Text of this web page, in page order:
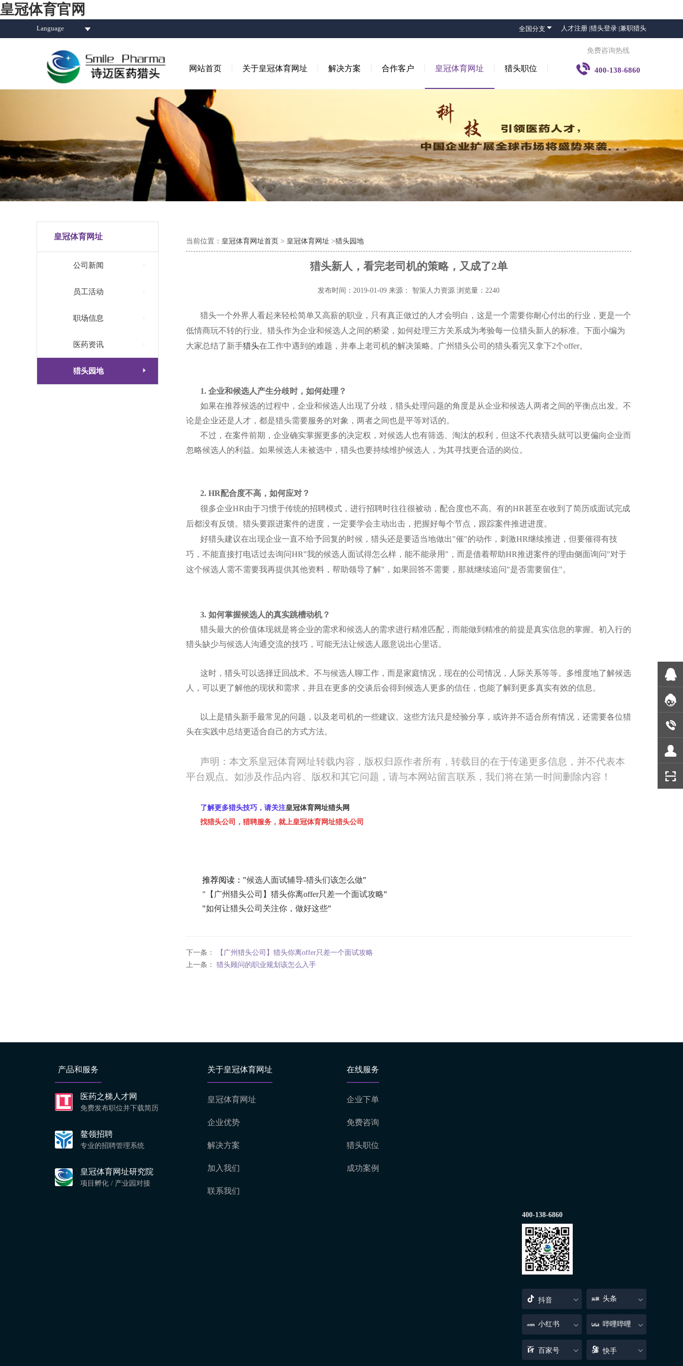
皇冠体育官网
Language 全国分支  人才注册 |猎头登录 |兼职猎头
网站首页 关于皇冠体育网址 解决方案 合作客户 皇冠体育网址 猎头职位
免费咨询热线
 400-138-6860
皇冠体育网址
公司新闻
员工活动
职场信息
医药资讯
猎头园地 
当前位置： 皇冠体育网址首页 > 皇冠体育网址 >猎头园地
猎头新人，看完老司机的策略，又成了2单
发布时间：2019-01-09 来源： 智策人力资源 浏览量：2240
猎头一个外界人看起来轻松简单又高薪的职业，只有真正做过的人才会明白，这是一个需要你耐心付出的行业，更是一个
低情商玩不转的行业。猎头作为企业和候选人之间的桥梁，如何处理三方关系成为考验每一位猎头新人的标准。下面小编为
大家总结了新手猎头在工作中遇到的难题，并奉上老司机的解决策略。广州猎头公司的猎头看完又拿下2个offer。
1. 企业和候选人产生分歧时，如何处理？
如果在推荐候选的过程中，企业和候选人出现了分歧，猎头处理问题的角度是从企业和候选人两者之间的平衡点出发。不
论是企业还是人才，都是猎头需要服务的对象，两者之间也是平等对话的。
不过，在案件前期，企业确实掌握更多的决定权，对候选人也有筛选、淘汰的权利，但这不代表猎头就可以更偏向企业而
忽略候选人的利益。如果候选人未被选中，猎头也要持续维护候选人，为其寻找更合适的岗位。
2. HR配合度不高，如何应对？
很多企业HR由于习惯于传统的招聘模式，进行招聘时往往很被动，配合度也不高。有的HR甚至在收到了简历或面试完成
后都没有反馈。猎头要跟进案件的进度，一定要学会主动出击，把握好每个节点，跟踪案件推进进度。
好猎头建议在出现企业一直不给予回复的时候，猎头还是要适当地做出"催"的动作，刺激HR继续推进，但要催得有技
巧，不能直接打电话过去询问HR"我的候选人面试得怎么样，能不能录用"，而是借着帮助HR推进案件的理由侧面询问"对于
这个候选人需不需要我再提供其他资料，帮助领导了解"，如果回答不需要，那就继续追问"是否需要留住"。
3. 如何掌握候选人的真实跳槽动机？
猎头最大的价值体现就是将企业的需求和候选人的需求进行精准匹配，而能做到精准的前提是真实信息的掌握。初入行的
猎头缺少与候选人沟通交流的技巧，可能无法让候选人愿意说出心里话。
这时，猎头可以选择迂回战术。不与候选人聊工作，而是家庭情况，现在的公司情况，人际关系等等。多维度地了解候选
人，可以更了解他的现状和需求，并且在更多的交谈后会得到候选人更多的信任，也能了解到更多真实有效的信息。
以上是猎头新手最常见的问题，以及老司机的一些建议。这些方法只是经验分享，或许并不适合所有情况，还需要各位猎
头在实践中总结更适合自己的方式方法。
声明：本文系皇冠体育网址转载内容，版权归原作者所有，转载目的在于传递更多信息，并不代表本
平台观点。如涉及作品内容、版权和其它问题，请与本网站留言联系，我们将在第一时间删除内容！
了解更多猎头技巧，请关注皇冠体育网址猎头网
找猎头公司，猎聘服务，就上皇冠体育网址猎头公司
推荐阅读："候选人面试辅导-猎头们该怎么做"
"【广州猎头公司】猎头你离offer只差一个面试攻略"
"如何让猎头公司关注你，做好这些"
下一条：
【广州猎头公司】猎头你离offer只差一个面试攻略
上一条： 猎头顾问的职业规划该怎么入手
产品和服务
医药之梯人才网
免费发布职位并下载简历
鳌领招聘
专业的招聘管理系统
皇冠体育网址研究院
项目孵化 / 产业园对接
关于皇冠体育网址
皇冠体育网址
企业优势
解决方案
加入我们
联系我们
在线服务
企业下单
免费咨询
猎头职位
成功案例
400-138-6860
抖音 头条
小红书 哔哩哔哩
百家号 快手